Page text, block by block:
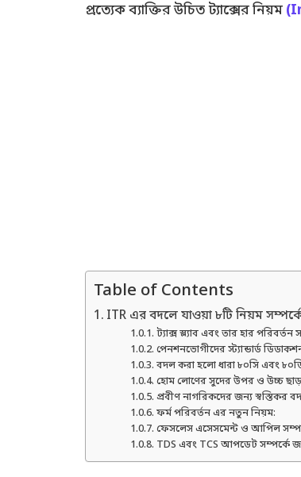
প্রত্যেক ব্যাক্তির উচিত ট্যাক্সের নিয়ম
Table of Contents
ITR এর বদলে যাওয়া ৮টি নিয়ম
ট্যাক্স স্ল্যাব এবং তার হার পরিবর্তন
পেনশনভোগীদের স্ট্যান্ডার্ড
বদল করা হলো ধারা ৮০সি এবং
হোম লোণের সুদের উপর ও উচ্চ
প্রবীণ নাগরিকদের জন্য স্বস্তিকর
ফর্ম পরিবর্তন এর নতুন নিয়ম:
ফেসলেস এসেসমেন্ট ও আপিল
TDS এবং TCS আপডেট সম্পর্কে